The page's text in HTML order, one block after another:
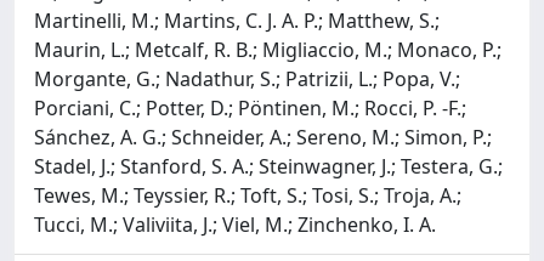
Martinelli, M.; Martins, C. J. A. P.; Matthew, S.;
Maurin, L.; Metcalf, R. B.; Migliaccio, M.; Monaco, P.;
Morgante, G.; Nadathur, S.; Patrizii, L.; Popa, V.;
Porciani, C.; Potter, D.; Pöntinen, M.; Rocci, P. -F.;
Sánchez, A. G.; Schneider, A.; Sereno, M.; Simon, P.;
Stadel, J.; Stanford, S. A.; Steinwagner, J.; Testera, G.;
Tewes, M.; Teyssier, R.; Toft, S.; Tosi, S.; Troja, A.;
Tucci, M.; Valiviita, J.; Viel, M.; Zinchenko, I. A.